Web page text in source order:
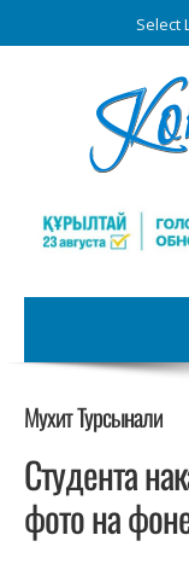
Select
Мухит Турсынали
Студента
фото на